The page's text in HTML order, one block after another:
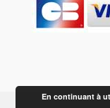
En continuant à